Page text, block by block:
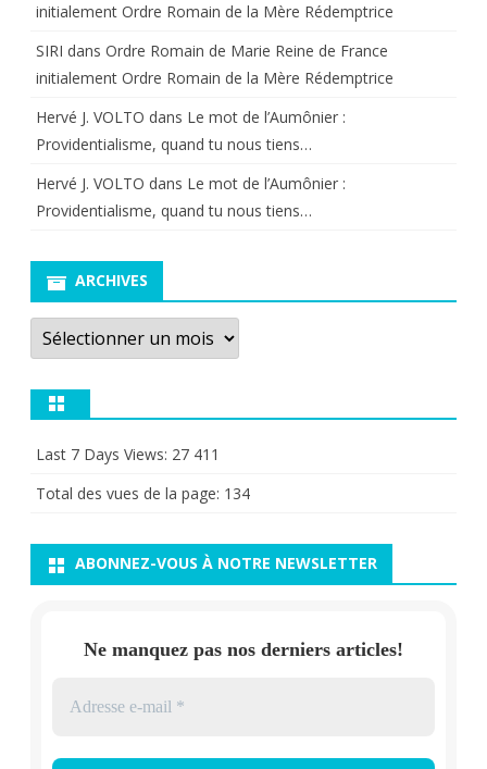
initialement Ordre Romain de la Mère Rédemptrice
SIRI dans Ordre Romain de Marie Reine de France
initialement Ordre Romain de la Mère Rédemptrice
Hervé J. VOLTO dans Le mot de l’Aumônier :
Providentialisme, quand tu nous tiens…
Hervé J. VOLTO dans Le mot de l’Aumônier :
Providentialisme, quand tu nous tiens…
ARCHIVES
Archives
Last 7 Days Views: 27 411
Total des vues de la page: 134
ABONNEZ-VOUS À NOTRE NEWSLETTER
Ne manquez pas nos derniers articles!